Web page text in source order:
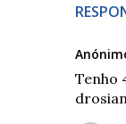
Tenho